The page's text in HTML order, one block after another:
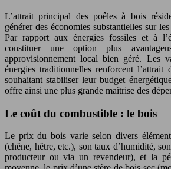
L’attrait principal des poêles à bois
générer des économies substantielles sur
Par rapport aux énergies fossiles et à
constituer une option plus
approvisionnement local bien géré. Les
énergies traditionnelles renforcent
souhaitant stabiliser leur budget
offre ainsi une plus grande maîtrise des
Le coût du combustible : le bois
Le prix du bois varie selon divers
(chêne, hêtre, etc.), son taux d’humidité,
producteur ou via un revendeur), et la